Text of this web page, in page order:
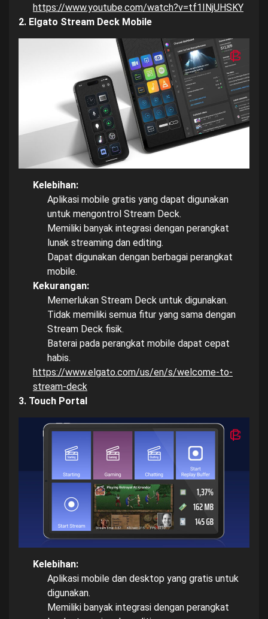
https://www.youtube.com/watch?v=tf1INjUHSKY
2. Elgato Stream Deck Mobile
Kelebihan:
Aplikasi mobile gratis yang dapat digunakan
untuk mengontrol Stream Deck.
Memiliki banyak integrasi dengan perangkat
lunak streaming dan editing.
Dapat digunakan dengan berbagai perangkat
mobile.
Kekurangan:
Memerlukan Stream Deck untuk digunakan.
Tidak memiliki semua fitur yang sama dengan
Stream Deck fisik.
Baterai pada perangkat mobile dapat cepat
habis.
https://www.elgato.com/us/en/s/welcome-to-
stream-deck
3. Touch Portal
Kelebihan:
Aplikasi mobile dan desktop yang gratis untuk
digunakan.
Memiliki banyak integrasi dengan perangkat